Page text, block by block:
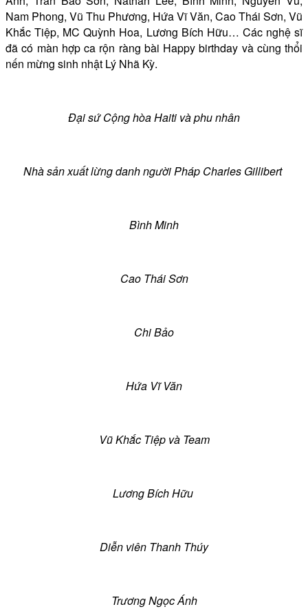
Nam Phong, Vũ Thu Phương, Hứa Vĩ Văn, Cao Thái Sơn, Vũ
Khắc Tiệp, MC Quỳnh Hoa, Lương Bích Hữu… Các nghệ sĩ
đã có màn hợp ca rộn ràng bài Happy birthday và cùng thổi
nến mừng sinh nhật Lý Nhã Kỳ.
Đại sứ Cộng hòa Haiti và phu nhân
Nhà sản xuất lừng danh người Pháp Charles Gillibert
Bình Minh
Cao Thái Sơn
Chi Bảo
Hứa Vĩ Văn
Vũ Khắc Tiệp và Team
Lương Bích Hữu
Diễn viên Thanh Thúy
Trương Ngọc Ánh